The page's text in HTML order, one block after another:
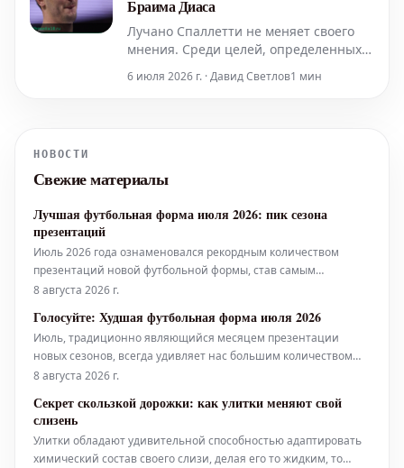
поединке Жоак
Браима Диаса
Лучано Спаллетти не меняет своего
мнения. Среди целей, определенных
"Ювентуса", имя Браима Диаса по-
6 июля 2026 г. · Давид Светлов1 мин
НОВОСТИ
Свежие материалы
Лучшая футбольная форма июля 2026: пик сезона
презентаций
Июль 2026 года ознаменовался рекордным количеством
презентаций новой футбольной формы, став самым
активным месяцем в этом сезоне. Теперь настало время
8 августа 2026 г.
Голосуйте: Худшая футбольная форма июля 2026
Июль, традиционно являющийся месяцем презентации
новых сезонов, всегда удивляет нас большим количеством
выпусков, чем любой другой период года. К сожалению, не все
8 августа 2026 г.
Секрет скользкой дорожки: как улитки меняют свой
слизень
Улитки обладают удивительной способностью адаптировать
химический состав своего слизи, делая его то жидким, то